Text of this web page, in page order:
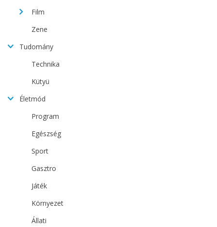
Film
Zene
Tudomány
Technika
Kütyü
Életmód
Program
Egészség
Sport
Gasztro
Játék
Környezet
Állati